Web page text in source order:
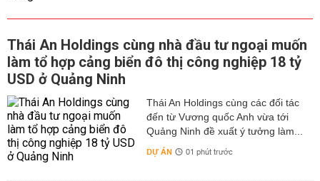
Thái An Holdings cùng nhà đầu tư ngoại muốn
làm tổ hợp cảng biển đô thị công nghiệp 18 tỷ
USD ở Quảng Ninh
Thái An Holdings cùng các đối tác
đến từ Vương quốc Anh vừa tới
Quảng Ninh đề xuất ý tưởng làm...
DỰ ÁN 01 phút trước